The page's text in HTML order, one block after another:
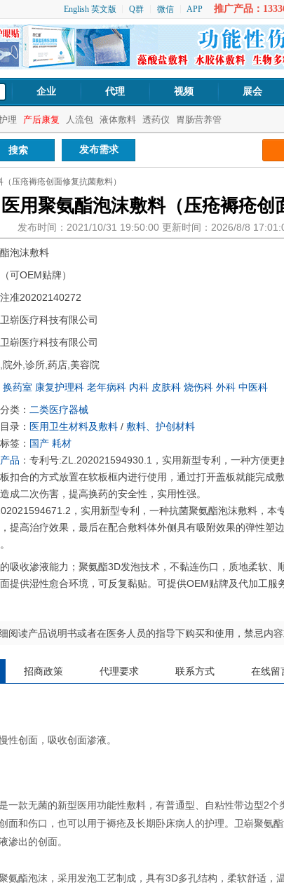
English 英文版 Q群 微信 APP 推广产品：
企业 代理 视频 展会
理 产后康复 人流包 液体敷料 透药仪 胃肠营养管
发布需求
压疮褥疮创面修复抗菌敷料）
医用聚氨酯泡沫敷料（压疮褥疮创
发布时间：2021/10/31 19:50:00 更新时间：2026/8/8
泡沫敷料
可OEM贴牌）
准20202140272
崭医疗科技有限公司
崭医疗科技有限公司
院外,诊所,药店,美容院
换药室 康复护理科 老年病科 内科 皮肤科 烧伤科 外科 中医科
类： 二类医疗器械
录： 医用卫生材料及敷料 / 敷料、护创材料
签： 国产 耗材
品 ：专利号:ZL.202021594930.1，实用新型专利，一种方便
扣合的方式放置在软板框内进行使用，通过打开盖板就能完成
成二次伤害，提高换药的安全性，实用性强。
，实用新型专利，一种抗菌聚氨酯泡沫敷料，本
提高治疗效果，最后在配合敷料体外侧具有吸附效果的弹性塑
吸收渗液能力；聚氨酯3D发泡技术，不黏连伤口，质地柔软
提供湿性愈合环境，可反复黏贴。可提供OEM贴牌及代加工服
阅读产品说明书或者在医务人员的指导下购买和使用，禁忌内容
招商政策 代理要求 联系方式 在线留
性创面，吸收创面渗液。
一款无菌的新型医用功能性敷料，有普通型、自粘性带边型2
面和伤口，也可以用于褥疮及长期卧床病人的护理。卫崭聚氨
渗出的创面。
氨酯泡沫，采用发泡工艺制成，具有3D多孔结构，柔软舒适，